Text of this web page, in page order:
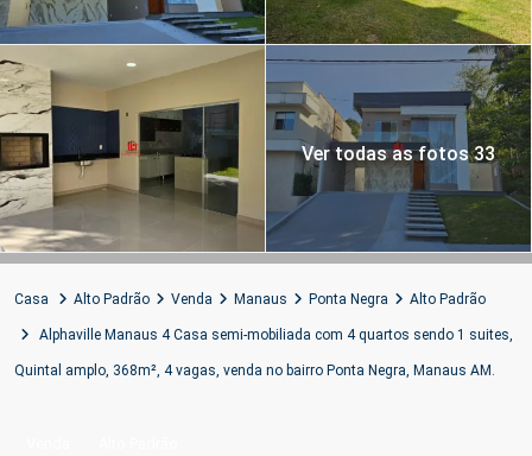
Ver todas as fotos 33
Casa Alto Padrão Venda Manaus Ponta Negra Alto Padrão
Alphaville Manaus 4 Casa semi-mobiliada com 4 quartos sendo 1 suites,
Quintal amplo, 368m², 4 vagas, venda no bairro Ponta Negra, Manaus AM.